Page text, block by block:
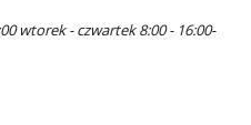
wtorek - czwartek 8:00 - 16:00-